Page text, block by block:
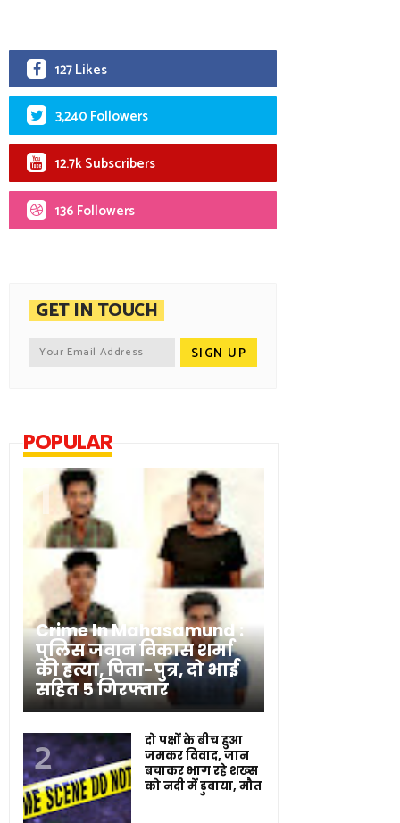
127 Likes
3,240 Followers
12.7k Subscribers
136 Followers
GET IN TOUCH
POPULAR
Crime In Mahasamund :
पुलिस जवान विकास शर्मा
की हत्या, पिता-पुत्र, दो भाई
सहित 5 गिरफ्तार
दो पक्षों के बीच हुआ
जमकर विवाद, जान
बचाकर भाग रहे शख्स
को नदी में डुबाया, मौत